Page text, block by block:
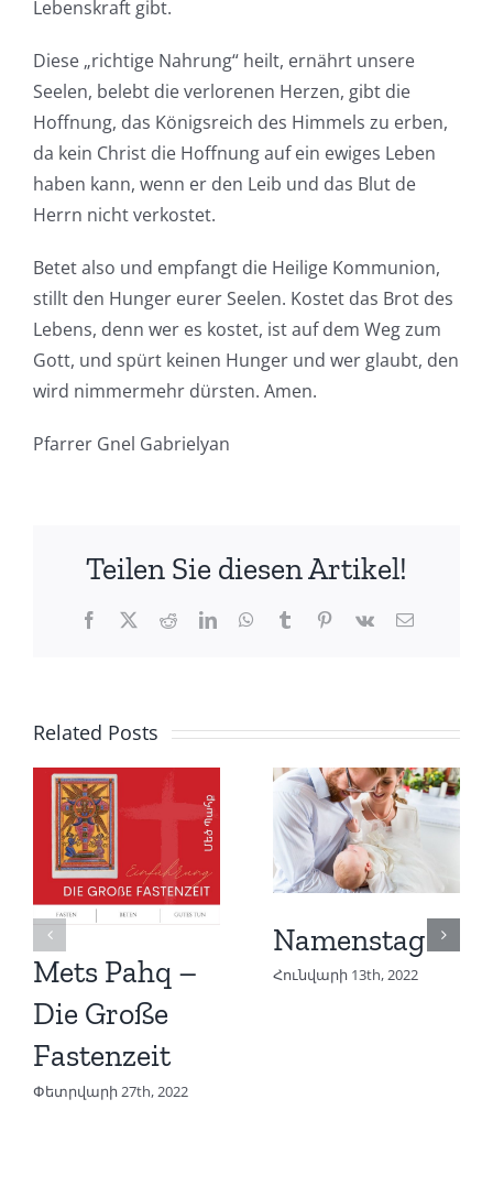
Lebenskraft gibt.
Diese „richtige Nahrung“ heilt, ernährt unsere
Seelen, belebt die verlorenen Herzen, gibt die
Hoffnung, das Königsreich des Himmels zu erben,
da kein Christ die Hoffnung auf ein ewiges Leben
haben kann, wenn er den Leib und das Blut de
Herrn nicht verkostet.
Betet also und empfangt die Heilige Kommunion,
stillt den Hunger eurer Seelen. Kostet das Brot des
Lebens, denn wer es kostet, ist auf dem Weg zum
Gott, und spürt keinen Hunger und wer glaubt, den
wird nimmermehr dürsten. Amen.
Pfarrer Gnel Gabrielyan
Teilen Sie diesen Artikel!
Facebook
X RedditLinkedInWhatsApp
TumblrPinterest
Vk Email
Related Posts
Mets Pahq –
Die Große
Fastenzeit
Փետրվարի 27th, 2022
Namenstag
Հունվարի 13th, 2022